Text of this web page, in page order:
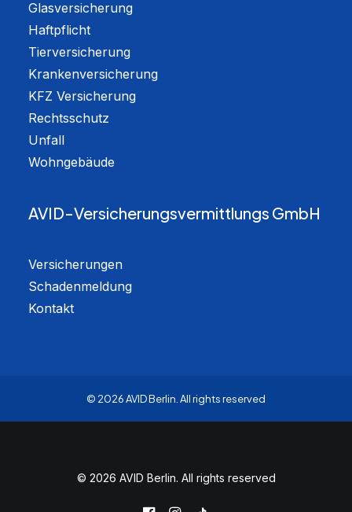
Glasversicherung
Haftpflicht
Tierversicherung
Krankenversicherung
KFZ Versicherung
Rechtsschutz
Unfall
Wohngebäude
AVID-Versicherungsvermittlungs GmbH
Versicherungen
Schadenmeldung
Kontakt
© 2026 AVID Berlin. All rights reserved
© 2026 AVID Berlin. All rights reserved